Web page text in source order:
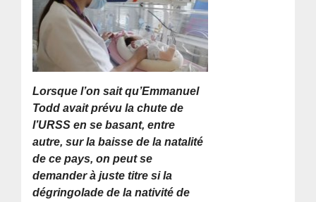
Lorsque l’on sait qu’Emmanuel
Todd avait prévu la chute de
l’URSS en se basant, entre
autre, sur la baisse de la natalité
de ce pays, on peut se
demander à juste titre si la
dégringolade de la nativité de